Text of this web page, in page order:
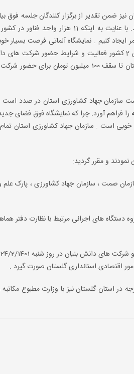
ضمن تقدیر از برگزار کنندگان جلسه فوق
دانش بنیان استان گلستان نقطه اتصالی به
ایجاد کنیم . نمایشگاه آلماتی فرصت
قزاقستان فراهم سازیم .صندوق فناوری و ابتکار استان
سازمان جهاد کشاورزی استان در صدد است
را فراهم آورد. چرا که نمایشگاه فوق
است . سازمان جهاد کشاورزی استان
و مقرر گردید:
صمت ، سازمان جهاد کشاورزی ، پارک علم
دستگاه های اجرائی مرتبط با نظارت دفتر
اقتصادی استانداری گلستان صورت گیرد .
در استان گلستان نیز با وزارت مطبوع